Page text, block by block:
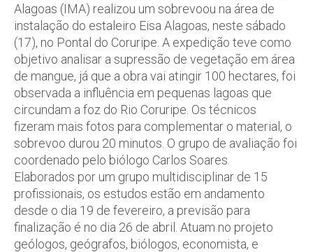
Alagoas (IMA) realizou um sobrevoou na área de
instalação do estaleiro Eisa Alagoas, neste sábado
(17), no Pontal do Coruripe. A expedição teve como
objetivo analisar a supressão de vegetação em área
de mangue, já que a obra vai atingir 100 hectares, foi
observada a influência em pequenas lagoas que
circundam a foz do Rio Coruripe. Os técnicos
fizeram mais fotos para complementar o material, o
sobrevoo durou 20 minutos. O grupo de avaliação foi
coordenado pelo biólogo Carlos Soares.
Elaborados por um grupo multidisciplinar de 15
profissionais, os estudos estão em andamento
desde o dia 19 de fevereiro, a previsão para
finalização é no dia 26 de abril. Atuam no projeto
geólogos, geógrafos, biólogos, economista, e